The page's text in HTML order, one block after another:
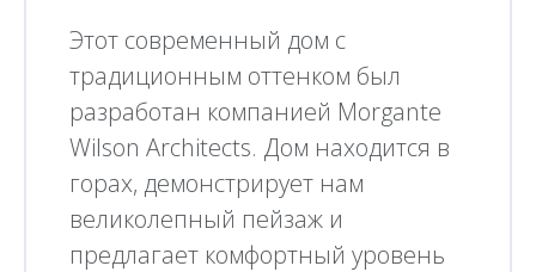
Этот современный дом с
традиционным оттенком был
разработан компанией Morgante
Wilson Architects. Дом находится в
горах, демонстрирует нам
великолепный пейзаж и
предлагает комфортный уровень